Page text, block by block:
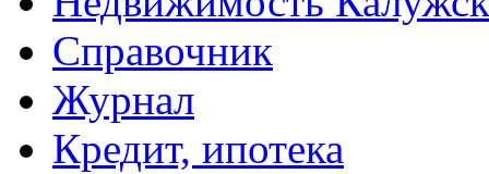
Справочник
Журнал
Кредит, ипотека